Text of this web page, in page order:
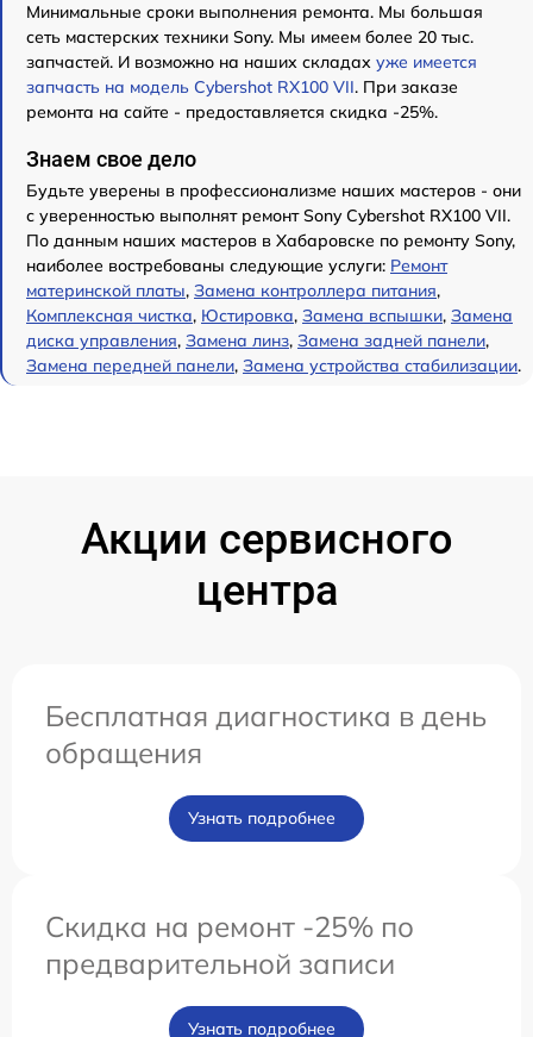
Минимальные сроки выполнения ремонта. Мы большая
сеть мастерских техники Sony. Мы имеем более 20 тыс.
запчастей. И возможно на наших складах уже имеется
запчасть на модель Cybershot RX100 VII. При заказе
ремонта на сайте - предоставляется скидка -25%.
Знаем свое дело
Будьте уверены в профессионализме наших мастеров - они
с уверенностью выполнят ремонт Sony Cybershot RX100 VII.
По данным наших мастеров в Хабаровске по ремонту Sony,
наиболее востребованы следующие услуги: Ремонт
материнской платы, Замена контроллера питания,
Комплексная чистка, Юстировка, Замена вспышки, Замена
диска управления, Замена линз, Замена задней панели,
Замена передней панели, Замена устройства стабилизации.
Акции сервисного
центра
Бесплатная диагностика в день
обращения
Узнать подробнее
Скидка на ремонт -25% по
предварительной записи
Узнать подробнее